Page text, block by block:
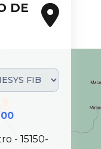
DE
- 15150-